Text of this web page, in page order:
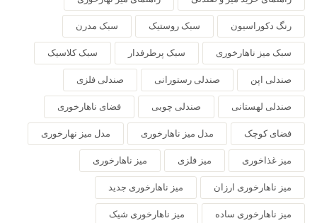
رنگ دکوراسیون سبک روستیک سبک مدرن
سبک میز ناهارخوری سبک پرطرفدار سبک کلاسیک
صندلی اپن صندلی رستورانی صندلی فلزی
صندلی لهستانی صندلی چوبی فضای ناهارخوری
فضای کوچک مدل میز ناهارخوری مدل میز نهارخوری
میز غذاخوری میز فلزی میز ناهارخوری
میز ناهارخوری ارزان میز ناهارخوری جدید
میز ناهارخوری ساده میز ناهارخوری شیک